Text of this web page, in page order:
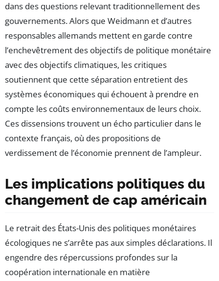
dans des questions relevant traditionnellement des
gouvernements. Alors que Weidmann et d’autres
responsables allemands mettent en garde contre
l’enchevêtrement des objectifs de politique monétaire
avec des objectifs climatiques, les critiques
soutiennent que cette séparation entretient des
systèmes économiques qui échouent à prendre en
compte les coûts environnementaux de leurs choix.
Ces dissensions trouvent un écho particulier dans le
contexte français, où des propositions de
verdissement de l’économie prennent de l’ampleur.
Les implications politiques du
changement de cap américain
Le retrait des États-Unis des politiques monétaires
écologiques ne s’arrête pas aux simples déclarations. Il
engendre des répercussions profondes sur la
coopération internationale en matière